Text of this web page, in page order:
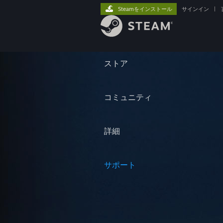
ストア
コミュニティ
詳細
サポート
Steamをインストール サインイン